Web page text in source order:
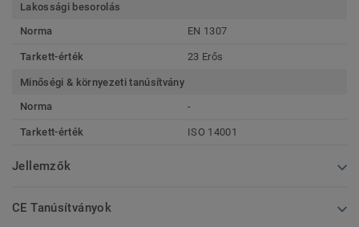
Lakossági besorolás
Norma
EN 1307
Tarkett-érték 23 Erős
Minőségi & környezeti tanúsítvány
Norma
-
Tarkett-érték ISO 14001
Jellemzők
CE Tanúsítványok